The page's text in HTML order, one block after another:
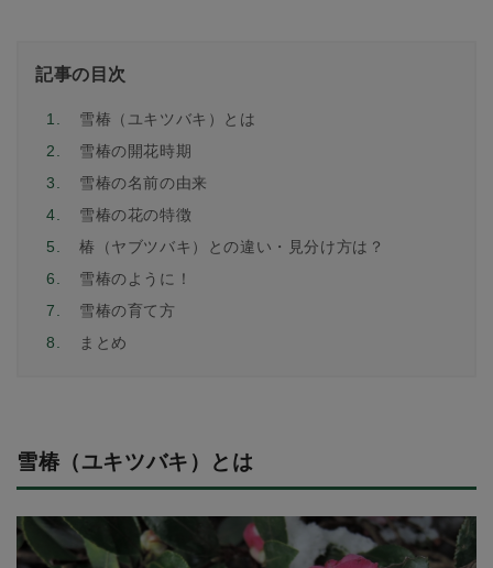
記事の目次
1.
雪椿（ユキツバキ）とは
2.
雪椿の開花時期
3.
雪椿の名前の由来
4.
雪椿の花の特徴
5.
椿（ヤブツバキ）との違い・見分け方は？
6.
雪椿のように！
7.
雪椿の育て方
8.
まとめ
雪椿（ユキツバキ）とは